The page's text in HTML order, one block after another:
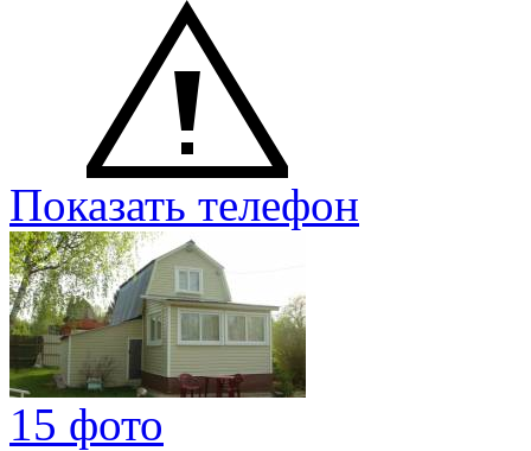
Показать телефон
15 фото